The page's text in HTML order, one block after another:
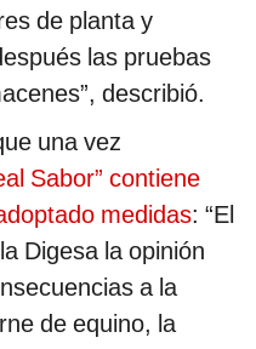
de planta y
las pruebas
describió.
una vez
Sabor” contiene
medidas: “El
Digesa la opinión
a la
de equino, la